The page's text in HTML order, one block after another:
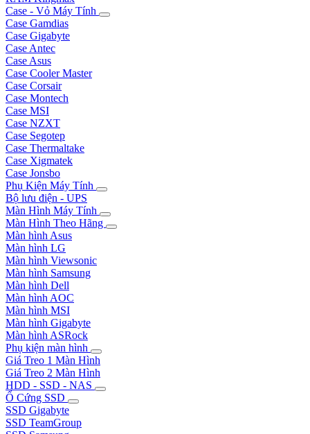
Case - Vỏ Máy Tính
Case Gamdias
Case Gigabyte
Case Antec
Case Asus
Case Cooler Master
Case Corsair
Case Montech
Case MSI
Case NZXT
Case Segotep
Case Thermaltake
Case Xigmatek
Case Jonsbo
Phụ Kiện Máy Tính
Bộ lưu điện - UPS
Màn Hình Máy Tính
Màn Hình Theo Hãng
Màn hình Asus
Màn hình LG
Màn hình Viewsonic
Màn hình Samsung
Màn hình Dell
Màn hình AOC
Màn hình MSI
Màn hình Gigabyte
Màn hình ASRock
Phụ kiện màn hình
Giá Treo 1 Màn Hình
Giá Treo 2 Màn Hình
HDD - SSD - NAS
Ổ Cứng SSD
SSD Gigabyte
SSD TeamGroup